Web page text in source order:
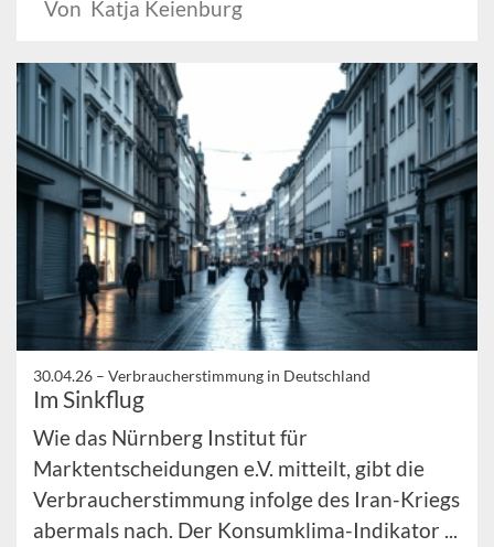
Von Katja Keienburg
30.04.26 – Verbraucherstimmung in Deutschland
Im Sinkflug
Wie das Nürnberg Institut für
Marktentscheidungen e.V. mitteilt, gibt die
Verbraucherstimmung infolge des Iran-Kriegs
abermals nach. Der Konsumklima-Indikator ...